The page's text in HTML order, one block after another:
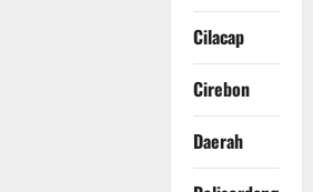
Cilacap
Cirebon
Daerah